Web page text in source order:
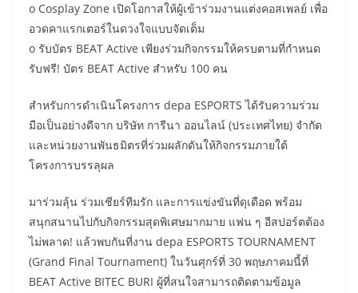
o Cosplay Zone เปิดโอกาสให้ผู้เข้าร่วมงานแต่งคอสเพลย์ เพื่อ
อวดคาแรกเตอร์ในดวงใจแบบจัดเต็ม
o รับบัตร BEAT Active เพียงร่วมกิจกรรมให้ครบตามที่กำหนด
รับฟรี! บัตร BEAT Active สำหรับ 100 คน
สำหรับการดำเนินโครงการ depa ESPORTS ได้รับความร่วม
มือเป็นอย่างดีจาก บริษัท การีนา ออนไลน์ (ประเทศไทย) จำกัด
และหน่วยงานพันธมิตรที่ร่วมผลักดันให้กิจกรรมภายใต้
โครงการบรรลุผล
มาร่วมลุ้น ร่วมเชียร์ทีมรัก และการแข่งขันที่ดุเดือด พร้อม
สนุกสนานไปกับกิจกรรมสุดพิเศษมากมาย แฟน ๆ อีสปอร์ตต้อง
ไม่พลาด! แล้วพบกันที่งาน depa ESPORTS TOURNAMENT
(Grand Final Tournament) ในวันศุกร์ที่ 30 พฤษภาคมนี้ที่
BEAT Active BITEC BURI ผู้ที่สนใจสามารถติดตามข้อมูล